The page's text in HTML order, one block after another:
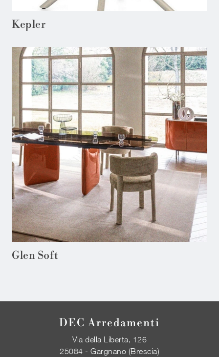
Kepler
Glen Soft
DEC Arredamenti
Via della Liberta, 126
25084 - Gargnano (Brescia)